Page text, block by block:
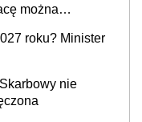
można
wyjściem
roku? Minister
nie